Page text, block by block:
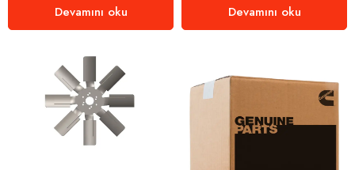
Devamını oku
Devamını oku